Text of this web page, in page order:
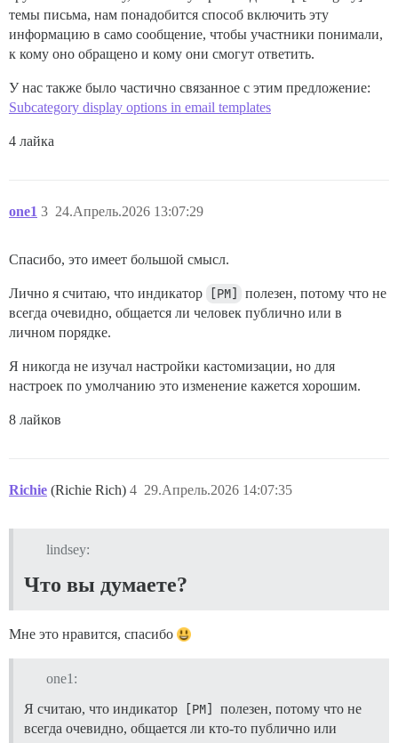
темы письма, нам понадобится способ включить эту
информацию в само сообщение, чтобы участники понимали,
к кому оно обращено и кому они смогут ответить.
У нас также было частично связанное с этим предложение:
Subcategory display options in email templates
4 лайка
one1 24.Апрель.2026 13:07:29
3
Спасибо, это имеет большой смысл.
Лично я считаю, что индикатор [PM]
полезен, потому что не
всегда очевидно, общается ли человек публично или в
личном порядке.
Я никогда не изучал настройки кастомизации, но для
настроек по умолчанию это изменение кажется хорошим.
8 лайков
Richie (Richie Rich) 29.Апрель.2026 14:07:35
4
lindsey:
Что вы думаете?
Мне это нравится, спасибо
one1:
Я считаю, что индикатор
[PM]
полезен, потому что не
всегда очевидно, общается ли кто-то публично или